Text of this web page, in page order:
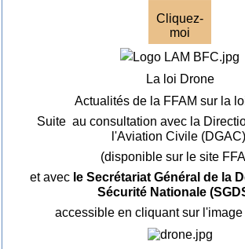
Cliquez-
moi
La loi Drone
Actualités de la FFAM sur la
Suite au consultation avec la
l'Aviation Civile (DGAC)
(disponible sur le site
et avec le Secrétariat Général de la
Sécurité Nationale
accessible en cliquant sur